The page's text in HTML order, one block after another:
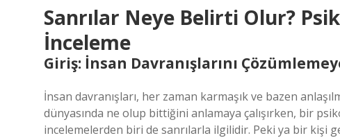
Sanrılar Neye Belirti Olur?
İnceleme
Giriş: İnsan Davranışlarını
İnsan davranışları, her zaman karmaşık ve bazen
dünyasında ne olup bittiğini anlamaya çalışırken, bir
incelemelerden biri de sanrılarla ilgilidir. Peki ya bir kişi